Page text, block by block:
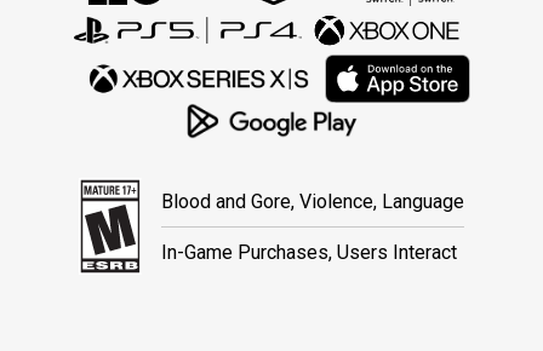
Blood and Gore, Violence, Language
In-Game Purchases, Users Interact